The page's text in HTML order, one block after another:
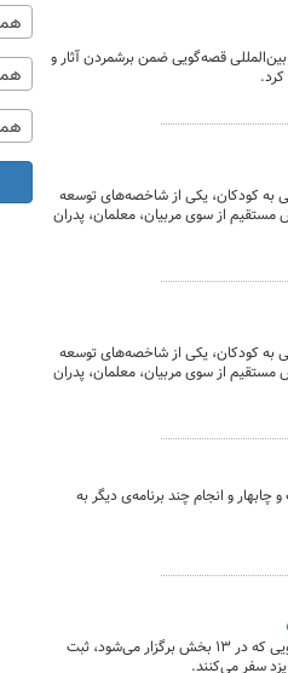
قصه‌گویی ضمن برشمردن آثار و
به کودکان، یکی از شاخصه‌های توسعه
از سوی مربیان، معلمان، پدران
به کودکان، یکی از شاخصه‌های توسعه
از سوی مربیان، معلمان، پدران
و انجام چند برنامه‌ی دیگر به
مدیرعامل کانون با بیان این‌که ۳۴هزار قصه در بیست‌وششمین جشنواره بین‌المللی قصه‌گویی که در ۱۳ بخش برگزار می‌شود، ثبت